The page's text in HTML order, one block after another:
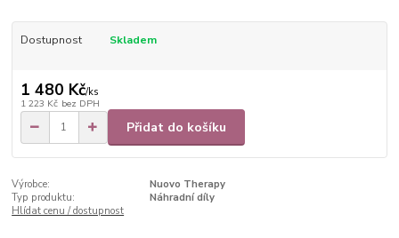
Dostupnost Skladem
1 480 Kč/ks
1 223 Kč bez DPH
Přidat do košíku
Výrobce:
Nuovo Therapy
Typ produktu:
Náhradní díly
Hlídat cenu / dostupnost